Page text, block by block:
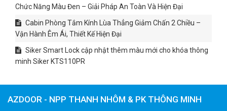
Chức Năng Màu Đen – Giải Pháp An Toàn Và Hiện Đại
Cabin Phòng Tắm Kính Lùa Thẳng Giảm Chấn 2 Chiều –
Vận Hành Êm Ái, Thiết Kế Hiện Đại
Siker Smart Lock cập nhật thêm màu mới cho khóa thông
minh Siker KTS110PR
AZDOOR - NPP THANH NHÔM & PK THÔNG MINH